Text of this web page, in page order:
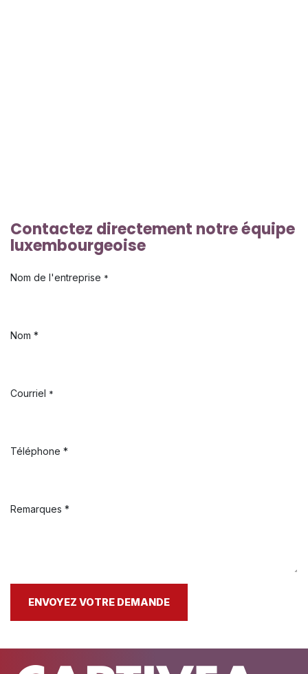
Contactez directement notre équipe
luxembourgeoise
Nom de l'entreprise *
Nom *
Courriel *
Téléphone *
Remarques *
ENVOYEZ VOTRE DEMANDE